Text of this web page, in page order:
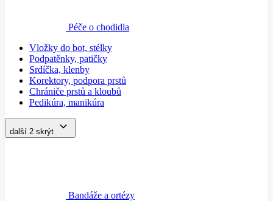
Péče o chodidla
Vložky do bot, stélky
Podpatěnky, patičky
Srdíčka, klenby
Korektory, podpora prstů
Chrániče prstů a kloubů
Pedikúra, manikúra
další 2 skrýt
Bandáže a ortézy